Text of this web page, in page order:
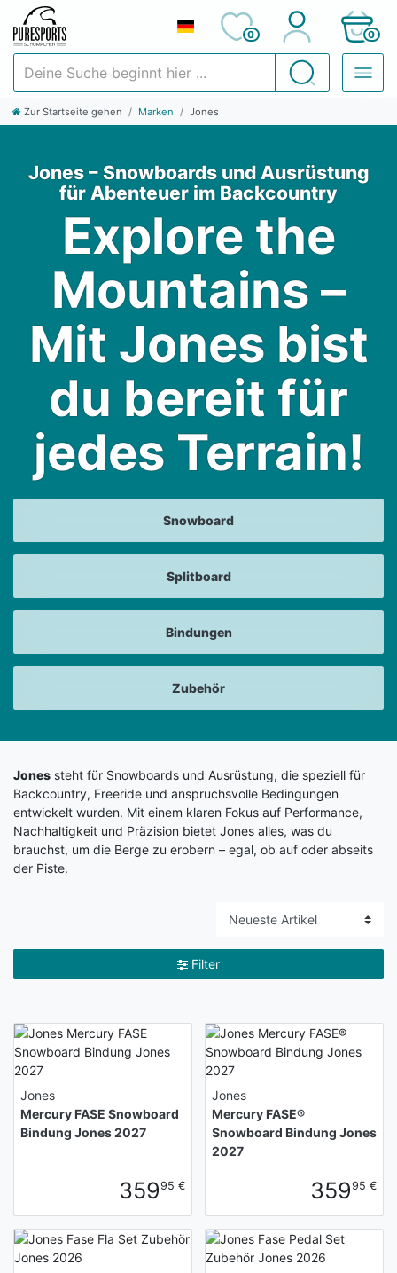
Suchen
0 0
Zur Startseite gehen Marken Jones
Jones – Snowboards und Ausrüstung
für Abenteuer im Backcountry
Explore the
Mountains –
Mit Jones bist
du bereit für
jedes Terrain!
Snowboard
Splitboard
Bindungen
Zubehör
Jones steht für Snowboards und Ausrüstung, die speziell für
Backcountry, Freeride und anspruchsvolle Bedingungen
entwickelt wurden. Mit einem klaren Fokus auf Performance,
Nachhaltigkeit und Präzision bietet Jones alles, was du
brauchst, um die Berge zu erobern – egal, ob auf oder abseits
der Piste.
Filter
Jones
Mercury FASE Snowboard
Bindung Jones 2027
35995 €
Jones
Mercury FASE®
Snowboard Bindung Jones
2027
35995 €